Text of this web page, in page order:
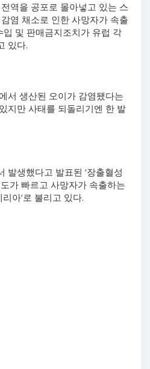
역을 공포로 몰아넣고 있는 스
염 채소로 인한 사망자가 속출
및 판매금지조치가 유럽 각
있다.
서 생산된 오이가 감염됐다는
지만 사태를 되돌리기엔 한 발
발생했다고 발표된 ‘장출혈성
가 빠르고 사망자가 속출하는
아’로 불리고 있다.